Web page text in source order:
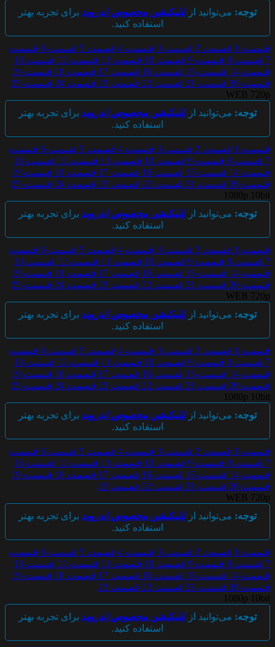
توجه: می‌توانید از اپلیکیشن مخصوص اندروید برای تجربه بهتر
استفاده کنید.
قسمت 1 قسمت 2 قسمت 3 قسمت 4 قسمت 5 قسمت 6
قسمت
7 قسمت 8 قسمت 9 قسمت 10 قسمت 11 قسمت 12
قسمت 13
قسمت 14
قسمت 15 قسمت 16 قسمت 17 قسمت 18
قسمت 19
قسمت 20
قسمت 21 قسمت 22 قسمت 23 قسمت 24
قسمت 25
WEB 720p
توجه: می‌توانید از اپلیکیشن مخصوص اندروید برای تجربه بهتر
استفاده کنید.
قسمت 1 قسمت 2 قسمت 3 قسمت 4 قسمت 5 قسمت 6
قسمت
7 قسمت 8 قسمت 9 قسمت 10 قسمت 11 قسمت 12
قسمت 13
قسمت 14
قسمت 15 قسمت 16 قسمت 17 قسمت 18
قسمت 19
قسمت 20
قسمت 21 قسمت 22 قسمت 23 قسمت 24
قسمت 25
1080p 10bit
توجه: می‌توانید از اپلیکیشن مخصوص اندروید برای تجربه بهتر
استفاده کنید.
قسمت 1 قسمت 2 قسمت 3 قسمت 4 قسمت 5 قسمت 6
قسمت
7 قسمت 8 قسمت 9 قسمت 10 قسمت 11 قسمت 12
قسمت 13
قسمت 14
قسمت 15 قسمت 16 قسمت 17 قسمت 18
قسمت 19
قسمت 20
قسمت 21 قسمت 22 قسمت 23 قسمت 24
قسمت 25
WEB 720p
توجه: می‌توانید از اپلیکیشن مخصوص اندروید برای تجربه بهتر
استفاده کنید.
قسمت 1 قسمت 2 قسمت 3 قسمت 4 قسمت 5 قسمت 6
قسمت
7 قسمت 8 قسمت 9 قسمت 10 قسمت 11 قسمت 12
قسمت 13
قسمت 14
قسمت 15 قسمت 16 قسمت 17 قسمت 18
قسمت 19
قسمت 20
قسمت 21 قسمت 22 قسمت 23 قسمت 24
قسمت 25
1080p 10bit
توجه: می‌توانید از اپلیکیشن مخصوص اندروید برای تجربه بهتر
استفاده کنید.
قسمت 1 قسمت 2 قسمت 3 قسمت 4 قسمت 5 قسمت 6
قسمت
7 قسمت 8 قسمت 9 قسمت 10 قسمت 11 قسمت 12
قسمت 13
قسمت 14
قسمت 15 قسمت 16 قسمت 17 قسمت 18
قسمت 19
قسمت 20
قسمت 21 قسمت 22
قسمت 23
WEB 720p
توجه: می‌توانید از اپلیکیشن مخصوص اندروید برای تجربه بهتر
استفاده کنید.
قسمت 1 قسمت 2 قسمت 3 قسمت 4 قسمت 5 قسمت 6
قسمت
7 قسمت 8 قسمت 9 قسمت 10 قسمت 11 قسمت 12
قسمت 13
قسمت 14
قسمت 15 قسمت 16 قسمت 17 قسمت 18
قسمت 19
قسمت 20
قسمت 21 قسمت 22
قسمت 23
1080p 10bit
توجه: می‌توانید از اپلیکیشن مخصوص اندروید برای تجربه بهتر
استفاده کنید.